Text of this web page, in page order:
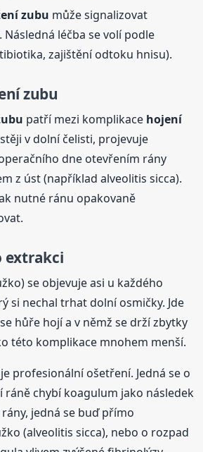
zubu může signalizovat
léčba se volí podle
zajištění odtoku hnisu).
zubu
patří mezi komplikace hojení
v dolní čelisti, projevuje
dne otevřením rány
z úst (například alveolitis sicca).
nutné ránu opakovaně
extrakci
se objevuje asi u každého
si nechal trhat dolní osmičky. Jde
hůře hojí a v němž se drží zbytky
této komplikace mnohem menší.
profesionální ošetření. Jedná se o
ráně chybí koagulum jako následek
jedná se buď přímo
(alveolitis sicca), nebo o rozpad